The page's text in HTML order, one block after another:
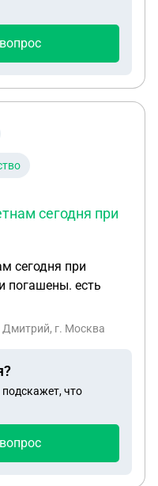
сегодня при
сегодня при
погашены. есть
г. Москва
что